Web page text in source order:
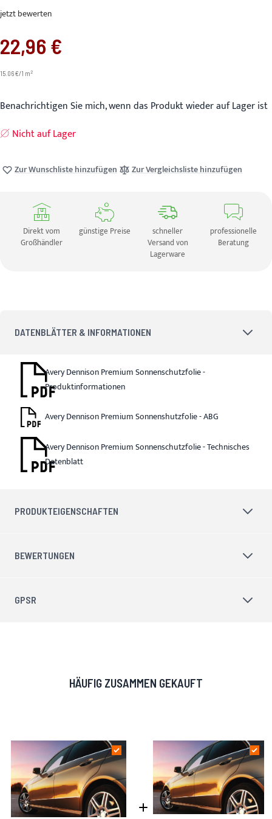
jetzt bewerten
22,96 €
15.06 €/1 m2
Benachrichtigen Sie mich, wenn das Produkt wieder auf Lager ist
Nicht auf Lager
Zur Wunschliste hinzufügen Zur Vergleichsliste hinzufügen
Direkt vom
Großhändler
günstige Preise
schneller
Versand von
Lagerware
professionelle
Beratung
DATENBLÄTTER & INFORMATIONEN
Avery Dennison Premium Sonnenschutzfolie -
Produktinformationen
Avery Dennison Premium Sonnenshutzfolie - ABG
Avery Dennison Premium Sonnenschutzfolie - Technisches
Datenblatt
PRODUKTEIGENSCHAFTEN
BEWERTUNGEN
GPSR
HÄUFIG ZUSAMMEN GEKAUFT